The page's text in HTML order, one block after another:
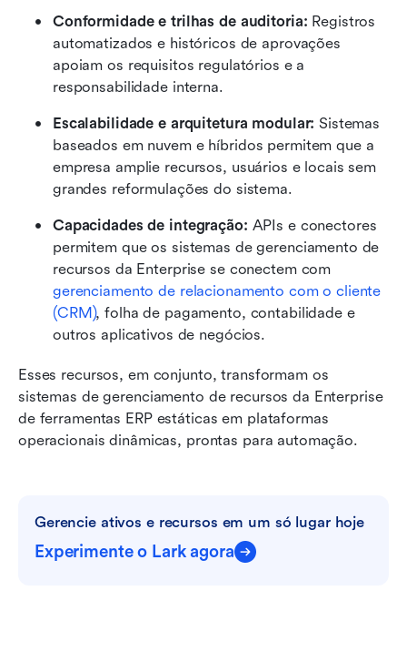
Conformidade e trilhas de auditoria: Registros
automatizados e históricos de aprovações
apoiam os requisitos regulatórios e a
responsabilidade interna.
Escalabilidade e arquitetura modular: Sistemas
baseados em nuvem e híbridos permitem que a
empresa amplie recursos, usuários e locais sem
grandes reformulações do sistema.
Capacidades de integração: APIs e conectores
permitem que os sistemas de gerenciamento de
gerenciamento de relacionamento com o cliente
(CRM), folha de pagamento, contabilidade e
outros aplicativos de negócios.
Esses recursos, em conjunto, transformam os
sistemas de gerenciamento de recursos da Enterprise
de ferramentas ERP estáticas em plataformas
operacionais dinâmicas, prontas para automação.
Gerencie ativos e recursos em um só lugar hoje
Experimente o Lark agora